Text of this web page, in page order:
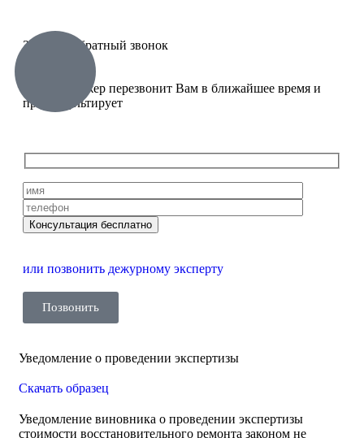
Заказать обратный звонок
Наш менеджер перезвонит Вам в ближайшее время и
проконсультирует
или позвонить дежурному эксперту
Позвонить
Уведомление о проведении экспертизы
Скачать образец
Уведомление виновника о проведении экспертизы
стоимости восстановительного ремонта законом не